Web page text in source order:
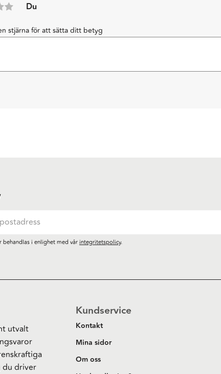
Du
stjärna för att sätta ditt betyg
i enlighet med vårintegritetspolicy.
utvalt
du driver
Kundservice
Kontakt
Mina sidor
Om oss